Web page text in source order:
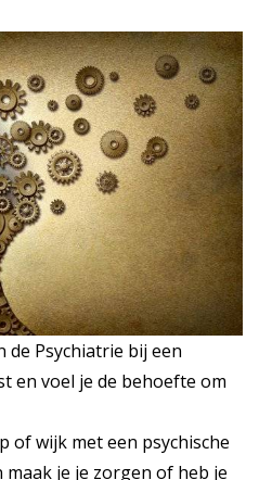
de Psychiatrie bij een
en voel je de behoefte om
of wijk met een psychische
je je zorgen of heb je